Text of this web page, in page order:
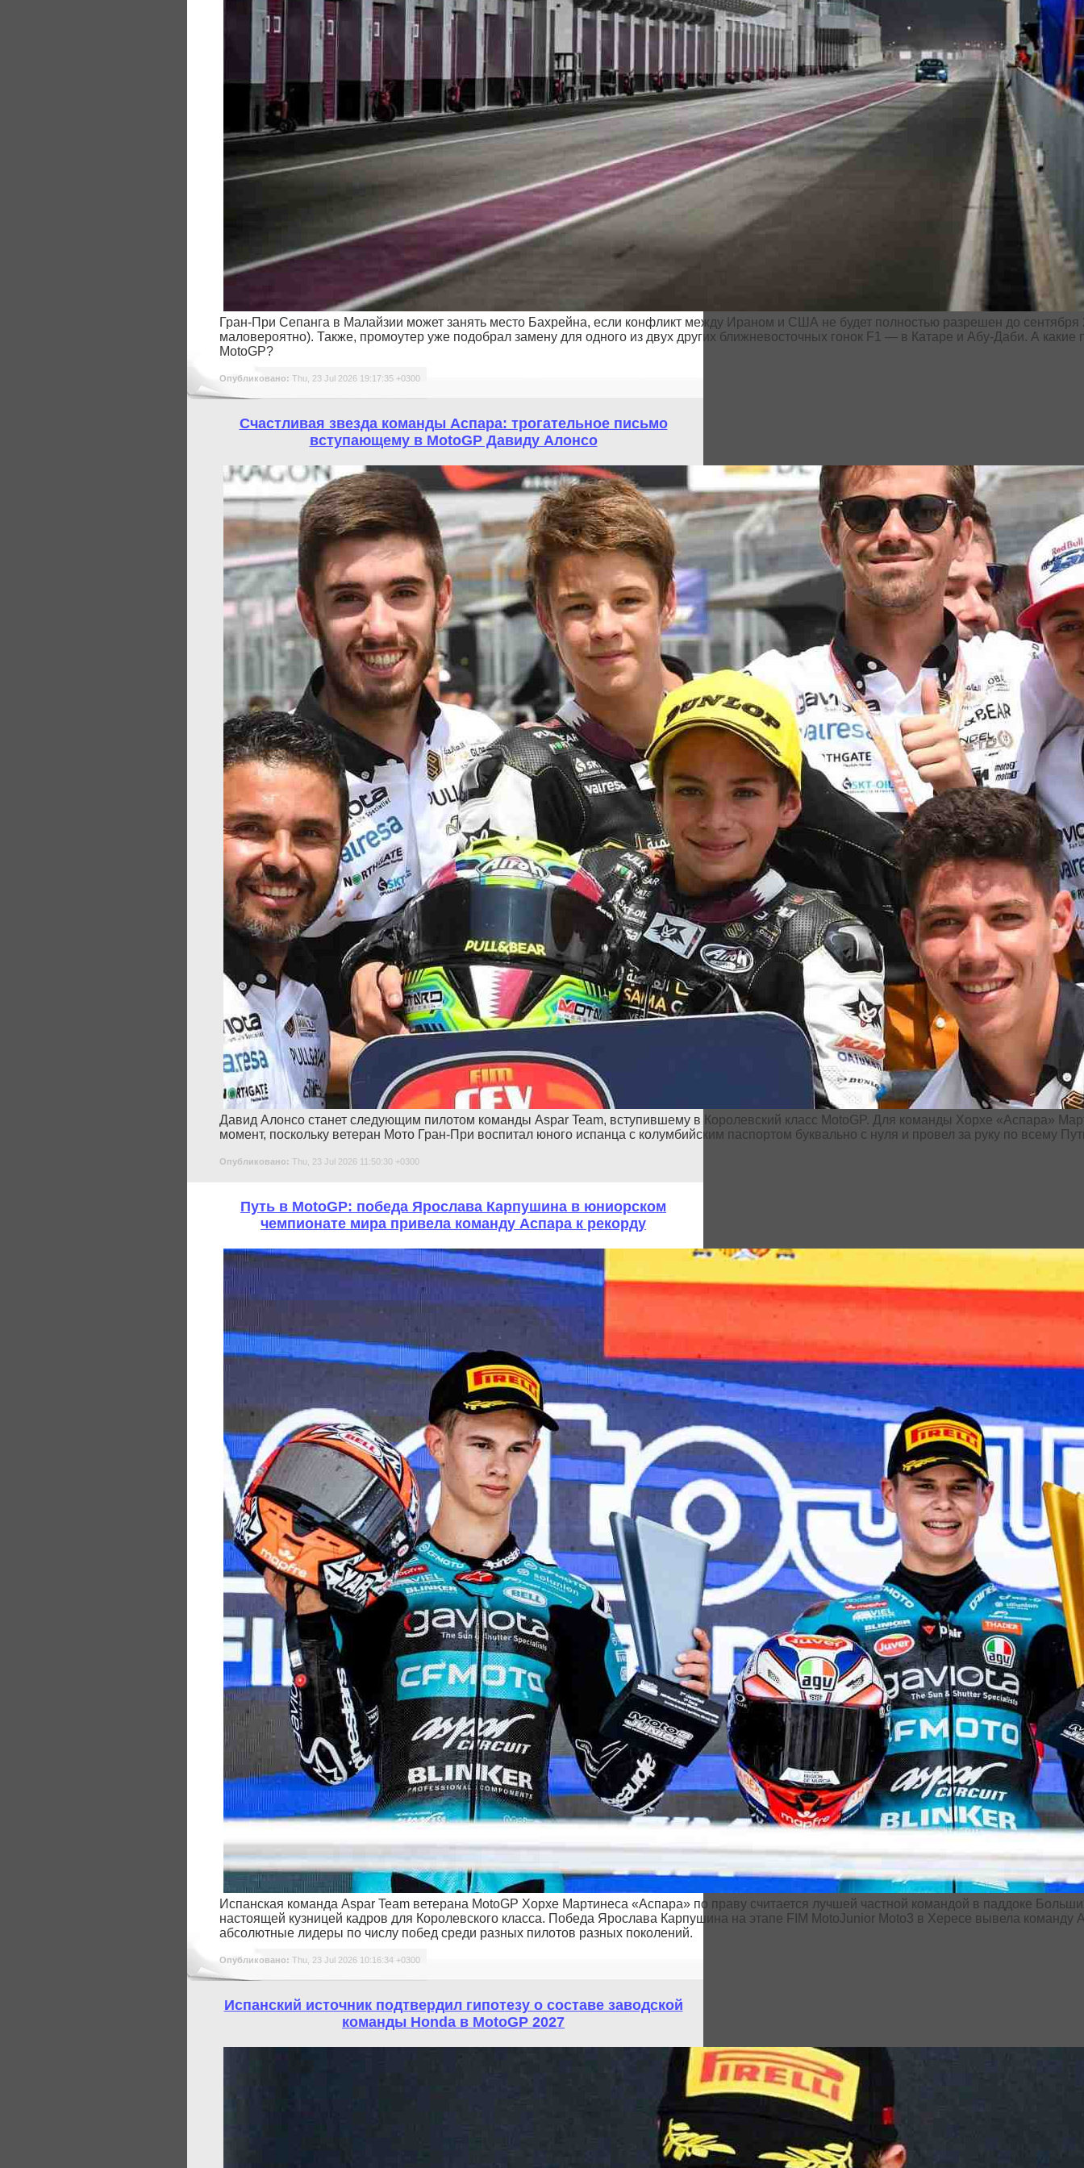
Гран-При Сепанга в Малайзии может занять место Бахрейна, если конфликт между Ираном и США не будет полностью разрешен до сентября
маловероятно). Также, промоутер уже подобрал замену для одного из двух других ближневосточных гонок F1 — в Катаре и Абу-Даби. А какие
MotoGP?
Опубликовано: Thu, 23 Jul 2026 19:17:35 +0300
Счастливая звезда команды Аспара: трогательное письмо
вступающему в MotoGP Давиду Алонсо
Давид Алонсо станет следующим пилотом команды Aspar Team, вступившему в Королевский класс MotoGP. Для команды Хорхе «Аспара»
момент, поскольку ветеран Мото Гран-При воспитал юного испанца с колумбийским паспортом буквально с нуля и провел за руку по всему
Опубликовано: Thu, 23 Jul 2026 11:50:30 +0300
Путь в MotoGP: победа Ярослава Карпушина в юниорском
чемпионате мира привела команду Аспара к рекорду
Испанская команда Aspar Team ветерана MotoGP Хорхе Мартинеса «Аспара» по праву считается лучшей частной командой в паддоке
настоящей кузницей кадров для Королевского класса. Победа Ярослава Карпушина на этапе FIM MotoJunior Moto3 в Хересе вывела команду
абсолютные лидеры по числу побед среди разных пилотов разных поколений.
Опубликовано: Thu, 23 Jul 2026 10:16:34 +0300
Испанский источник подтвердил гипотезу о составе заводской
команды Honda в MotoGP 2027